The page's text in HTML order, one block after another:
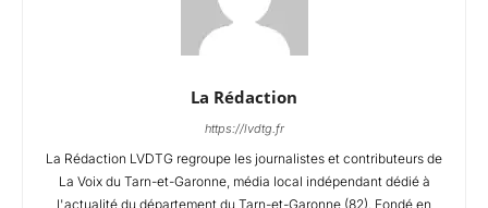
La Rédaction
https://lvdtg.fr
La Rédaction LVDTG regroupe les journalistes et contributeurs de
La Voix du Tarn-et-Garonne, média local indépendant dédié à
l'actualité du département du Tarn-et-Garonne (82). Fondé en